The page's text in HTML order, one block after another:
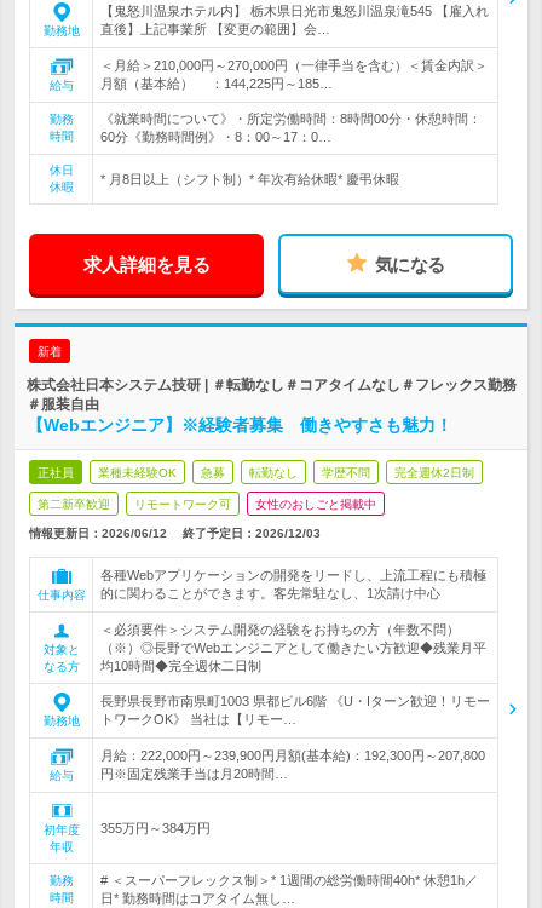
勤務地
【鬼怒川温泉ホテル内】 栃木県日光市鬼怒川温泉滝545 【雇入れ
直後】上記事業所 【変更の範囲】会…
給与
＜月給＞210,000円～270,000円（一律手当を含む）＜賃金内訳＞
月額（基本給） ：144,225円～185…
勤務
時間
《就業時間について》・所定労働時間：8時間00分・休憩時間：
60分《勤務時間例》・8：00～17：0…
休日
休暇
* 月8日以上（シフト制）* 年次有給休暇* 慶弔休暇
求人詳細を見る 気になる
新着
株式会社日本システム技研 | ＃転勤なし＃コアタイムなし＃フレックス勤務
＃服装自由
【Webエンジニア】※経験者募集 働きやすさも魅力！
正社員 業種未経験OK 急募 転勤なし 学歴不問 完全週休2日制
第二新卒歓迎 リモートワーク可 女性のおしごと掲載中
情報更新日：2026/06/12 終了予定日： 2026/12/03
仕事内容
各種Webアプリケーションの開発をリードし、上流工程にも積極
的に関わることができます。客先常駐なし、1次請け中心
対象と
なる方
＜必須要件＞システム開発の経験をお持ちの方（年数不問）
（※）◎長野でWebエンジニアとして働きたい方歓迎◆残業月平
均10時間◆完全週休二日制
勤務地
長野県長野市南県町1003 県都ビル6階 《U・Iターン歓迎！リモー
トワークOK》 当社は【リモー…
給与
月給：222,000円～239,900円月額(基本給)：192,300円～207,800
円※固定残業手当は月20時間…
初年度
年収
355万円～384万円
勤務
時間
# ＜スーパーフレックス制＞* 1週間の総労働時間40h* 休憩1h／
日* 勤務時間はコアタイム無し…